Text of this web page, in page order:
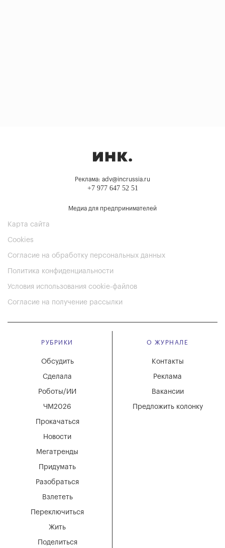
Реклама: adv@incrussia.ru
+7 977 647 52 51
Медиа для предпринимателей
Карта сайта
Cookies
Согласие на обработку персональных данных
Политика конфиденциальности
Условия использования cookie-файлов
Согласие на получение рассылки
РУБРИКИ
Мегатренды
Придумать
Разобраться
Взлететь
Новости
Переключиться
Жить
Поделиться
Обсудить
Сделала
Роботы/ИИ
ЧМ2026
Прокачаться
О ЖУРНАЛЕ
Вакансии
Реклама
Контакты
Предложить колонку